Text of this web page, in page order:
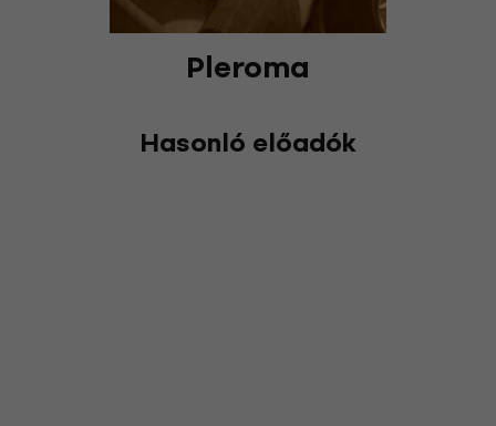
Pleroma
Hasonló előadók